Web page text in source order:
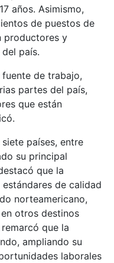
años. Asimismo,
de puestos de
productores y
país.
fuente de trabajo,
partes del país,
que están
países, entre
su principal
que la
de calidad
norteamericano,
otros destinos
que la
ampliando su
laborales